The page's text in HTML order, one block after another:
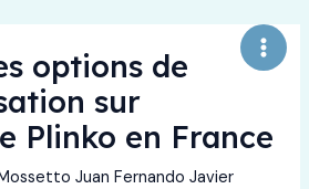
Main
options de
sur
Plinko en France
Juan Fernando Javier